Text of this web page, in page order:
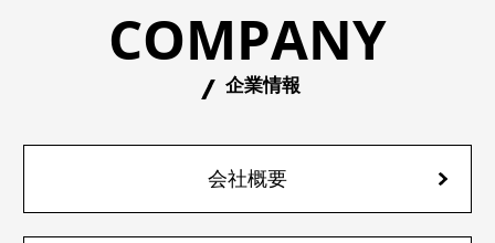
COMPANY
企業情報
会社概要